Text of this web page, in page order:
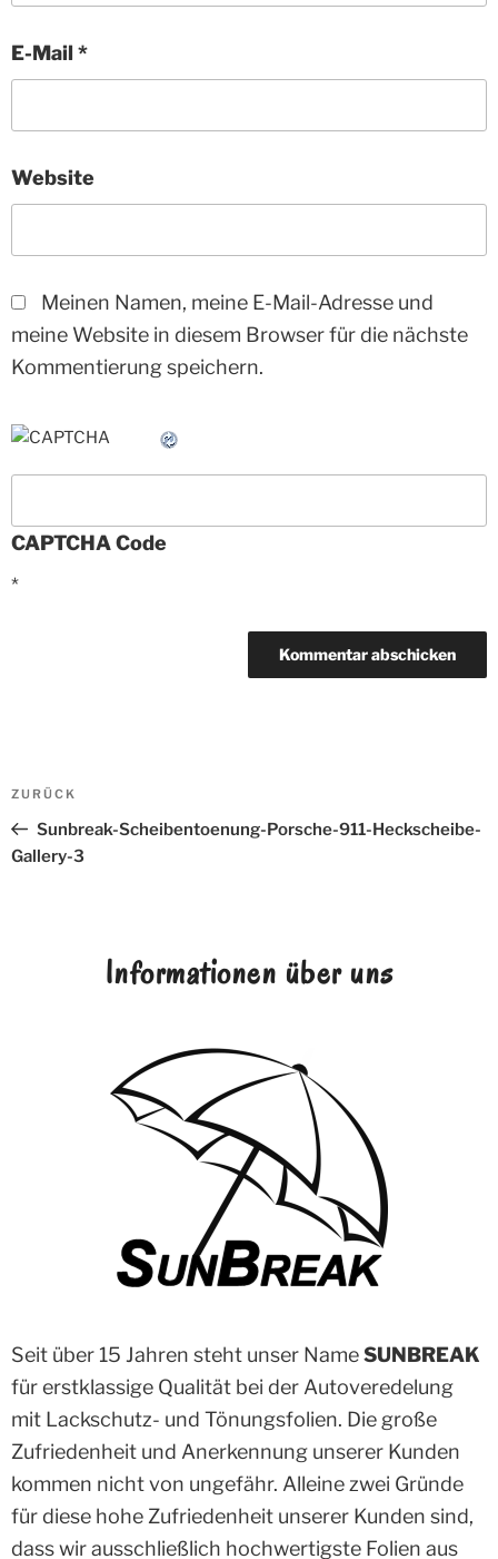
E-Mail *
Website
Meinen Namen, meine E-Mail-Adresse und
meine Website in diesem Browser für die nächste
Kommentierung speichern.
CAPTCHA Code
*
Beitrags-
Navigation
Vorheriger
Beitrag
ZURÜCK
Sunbreak-Scheibentoenung-Porsche-911-Heckscheibe-
Gallery-3
Informationen über uns
Seit über 15 Jahren steht unser NameSUNBREAK
für erstklassige Qualität bei der Autoveredelung
mit Lackschutz- und Tönungsfolien. Die große
Zufriedenheit und Anerkennung unserer Kunden
kommen nicht von ungefähr. Alleine zwei Gründe
für diese hohe Zufriedenheit unserer Kunden sind,
dass wir ausschließlich hochwertigste Folien aus